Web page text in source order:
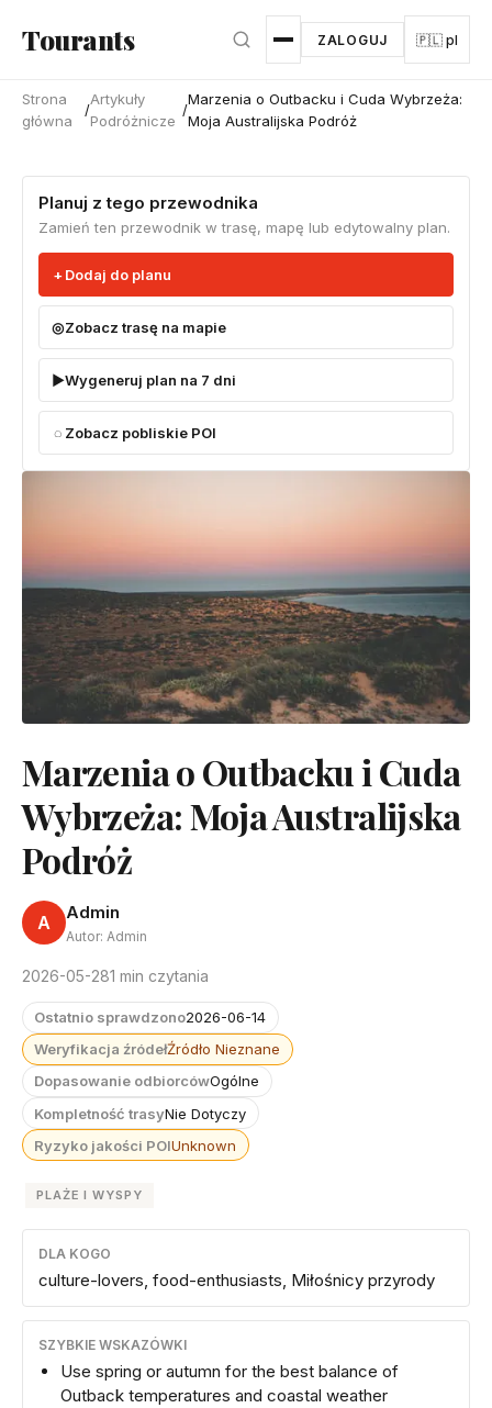
Tourants ZALOGUJ 🇵🇱 pl
Strona
główna
/
Artykuły
Podróżnicze
/
Marzenia o Outbacku i Cuda Wybrzeża:
Moja Australijska Podróż
Planuj z tego przewodnika
Zamień ten przewodnik w trasę, mapę lub edytowalny plan.
Dodaj do planu
Zobacz trasę na mapie
Wygeneruj plan na 7 dni
Zobacz pobliskie POI
Marzenia o Outbacku i Cuda
Wybrzeża: Moja Australijska
Podróż
A Admin
Autor: Admin
2026-05-281 min czytania
Ostatnio sprawdzono2026-06-14
Weryfikacja źródełŹródło Nieznane
Dopasowanie odbiorcówOgólne
Kompletność trasyNie Dotyczy
Ryzyko jakości POIUnknown
PLAŻE I WYSPY
DLA KOGO
culture-lovers, food-enthusiasts, Miłośnicy przyrody
SZYBKIE WSKAZÓWKI
Use spring or autumn for the best balance of
Outback temperatures and coastal weather